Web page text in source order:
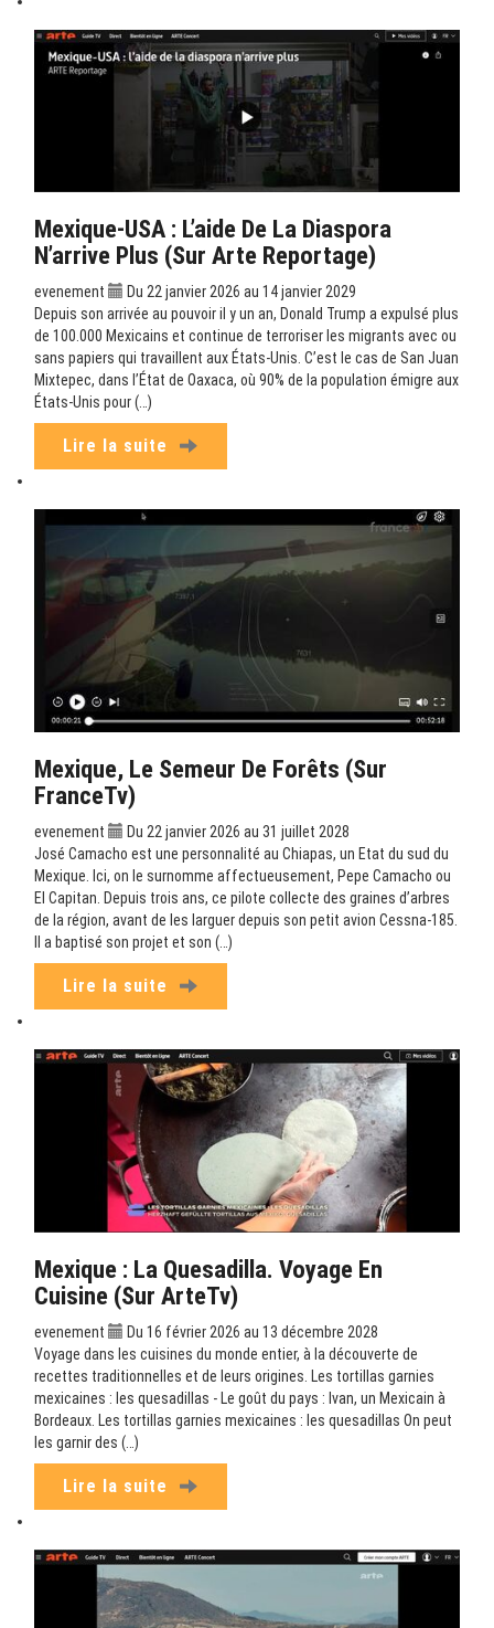
Mexique-USA : L’aide De La Diaspora
N’arrive Plus (sur Arte Reportage)
evenement
Du 22 janvier 2026 au 14 janvier 2029
Depuis son arrivée au pouvoir il y un an, Donald Trump a expulsé plus
de 100.000 Mexicains et continue de terroriser les migrants avec ou
sans papiers qui travaillent aux États-Unis. C’est le cas de San Juan
Mixtepec, dans l’État de Oaxaca, où 90% de la population émigre aux
États-Unis pour (…)
Lire la suite
Mexique, Le Semeur De Forêts (sur
FranceTv)
evenement
Du 22 janvier 2026 au 31 juillet 2028
José Camacho est une personnalité au Chiapas, un Etat du sud du
Mexique. Ici, on le surnomme affectueusement, Pepe Camacho ou
El Capitan. Depuis trois ans, ce pilote collecte des graines d’arbres
de la région, avant de les larguer depuis son petit avion Cessna-185.
Il a baptisé son projet et son (…)
Lire la suite
Mexique : La Quesadilla. Voyage En
Cuisine (sur ArteTv)
evenement
Du 16 février 2026 au 13 décembre 2028
Voyage dans les cuisines du monde entier, à la découverte de
recettes traditionnelles et de leurs origines. Les tortillas garnies
mexicaines : les quesadillas - Le goût du pays : Ivan, un Mexicain à
Bordeaux. Les tortillas garnies mexicaines : les quesadillas On peut
les garnir des (…)
Lire la suite